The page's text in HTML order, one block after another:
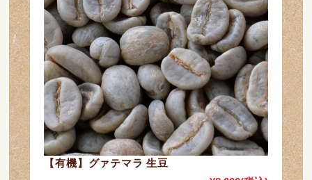
【有機】グァテマラ 生豆